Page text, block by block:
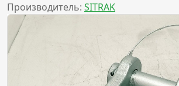
Производитель: SITRAK